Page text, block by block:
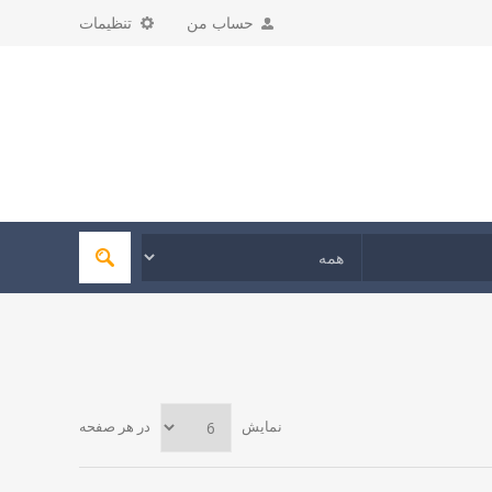
تنظیمات حساب من
نمایش در هر صفحه